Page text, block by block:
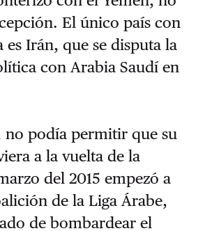
El único país con
Irán, que se disputa la
con Arabia Saudí en
no podía permitir que su
a la vuelta de la
del 2015 empezó a
de la Liga Árabe,
de bombardear el